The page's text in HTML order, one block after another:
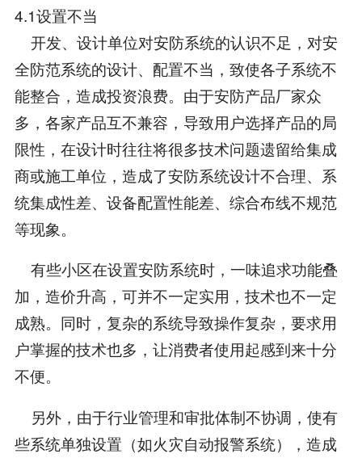
4.1设置不当
开发、设计单位对安防系统的认识不足，对安
全防范系统的设计、配置不当，致使各子系统不
能整合，造成投资浪费。由于安防产品厂家众
多，各家产品互不兼容，导致用户选择产品的局
限性，在设计时往往将很多技术问题遗留给集成
商或施工单位，造成了安防系统设计不合理、系
统集成性差、设备配置性能差、综合布线不规范
等现象。
有些小区在设置安防系统时，一味追求功能叠
加，造价升高，可并不一定实用，技术也不一定
成熟。同时，复杂的系统导致操作复杂，要求用
户掌握的技术也多，让消费者使用起感到来十分
不便。
另外，由于行业管理和审批体制不协调，使有
些系统单独设置（如火灾自动报警系统），造成